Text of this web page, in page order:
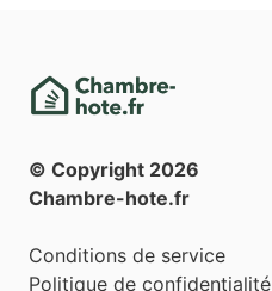
© Copyright 2026
Chambre-hote.fr
Conditions de service
Politique de confidentialité